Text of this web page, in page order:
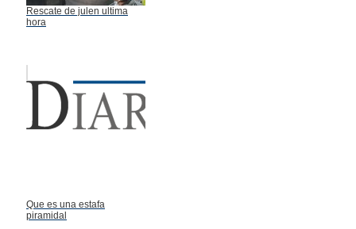
Rescate de julen ultima
hora
Que es una estafa
piramidal